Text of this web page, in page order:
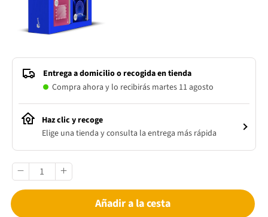
Entrega a domicilio o recogida en tienda
Compra ahora y lo recibirás martes 11 agosto
Haz clic y recoge
Elige una tienda y consulta la entrega más rápida
Añadir a la cesta